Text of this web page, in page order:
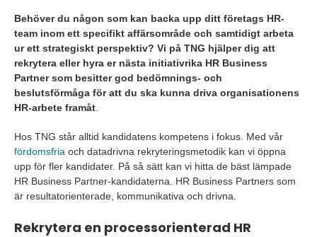
Behöver du någon som kan backa upp ditt företags HR-
team inom ett specifikt affärsområde och samtidigt arbeta
ur ett strategiskt perspektiv? Vi på TNG hjälper dig att
rekrytera eller hyra er nästa initiativrika HR Business
Partner som besitter god bedömnings- och
beslutsförmåga för att du ska kunna driva organisationens
HR-arbete framåt
Hos TNG står alltid kandidatens kompetens i fokus. Med vår
fördomsfria och datadrivna rekryteringsmetodik kan vi öppna
upp för fler kandidater. På så sätt kan vi hitta de bäst lämpade
HR Business Partner-kandidaterna. HR Business Partners som
är resultatorienterade, kommunikativa och drivna.
Rekrytera en processorienterad HR